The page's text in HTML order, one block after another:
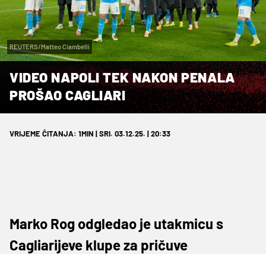
REUTERS/Matteo Ciambelli
VIDEO NAPOLI TEK NAKON PENALA
PROŠAO CAGLIARI
VRIJEME ČITANJA: 1MIN | SRI. 03.12.25. | 20:33
Marko Rog odgledao je utakmicu s
Cagliarijeve klupe za pričuve